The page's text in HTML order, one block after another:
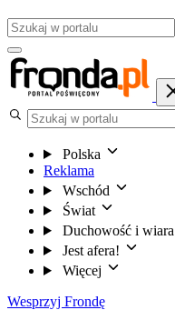
Polska
Reklama
Wschód
Świat
Duchowość i wiara
Jest afera!
Więcej
Wesprzyj Frondę